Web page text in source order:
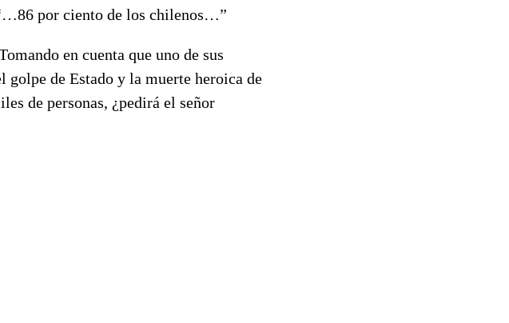
por ciento de los chilenos…”
en cuenta que uno de sus
de Estado y la muerte heroica de
de personas, ¿pedirá el señor